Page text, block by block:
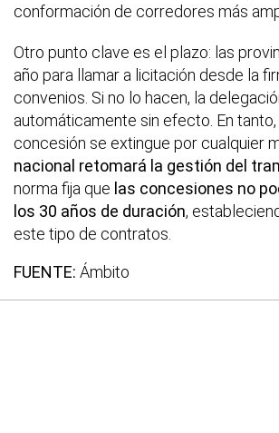
conformación de corredores más
Otro punto clave es el plazo: las
año para llamar a licitación desde la
convenios. Si no lo hacen, la
automáticamente sin efecto. En tanto,
concesión se extingue por cualquier
nacional retomará la gestión del
norma fija que las concesiones no
los 30 años de duración,
este tipo de contratos.
FUENTE: Ámbito